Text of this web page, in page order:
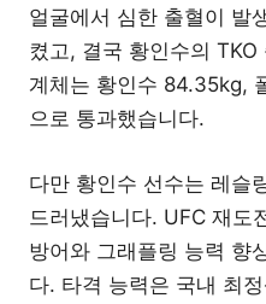
얼굴에서 심한 출혈이 발
켰고, 결국 황인수의
계체는 황인수 84.35kg,
으로 통과했습니다.
다만 황인수 선수는 레슬
드러냈습니다. UFC 재도
방어와 그래플링 능력 향
다. 타격 능력은 국내 최